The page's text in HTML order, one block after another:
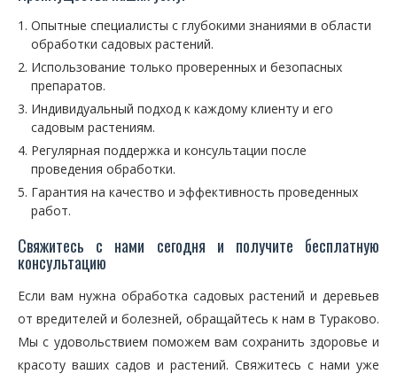
Опытные специалисты с глубокими знаниями в области
обработки садовых растений.
Использование только проверенных и безопасных
препаратов.
Индивидуальный подход к каждому клиенту и его
садовым растениям.
Регулярная поддержка и консультации после
проведения обработки.
Гарантия на качество и эффективность проведенных
работ.
Свяжитесь с нами сегодня и получите бесплатную
консультацию
Если вам нужна обработка садовых растений и деревьев
от вредителей и болезней, обращайтесь к нам в Тураково.
Мы с удовольствием поможем вам сохранить здоровье и
красоту ваших садов и растений. Свяжитесь с нами уже